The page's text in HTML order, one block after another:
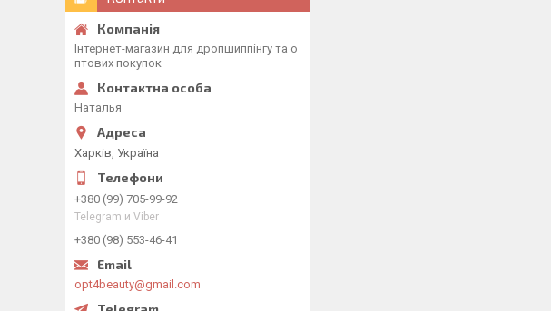
Інтернет-магазин для дропшиппінгу та о
птових покупок
Наталья
Харків, Україна
+380 (99) 705-99-92
Telegram и Viber
+380 (98) 553-46-41
opt4beauty@gmail.com